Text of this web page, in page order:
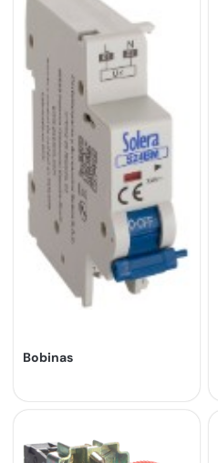
Bobinas